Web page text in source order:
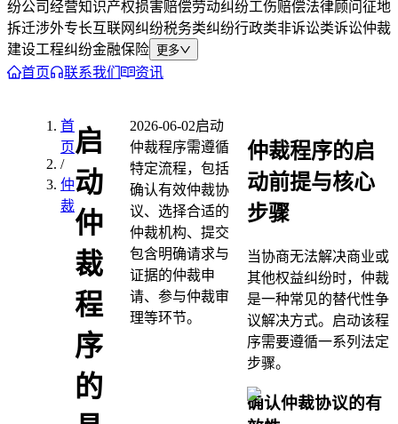
纷公司经营知识产权损害赔偿劳动纠纷工伤赔偿法律顾问征地
拆迁涉外专长互联网纠纷税务类纠纷行政类非诉讼类诉讼仲裁
建设工程纠纷金融保险 更多
首页 联系我们 资讯
首
页
/
仲
裁
启
动
仲
裁
程
序
的
2026-06-02启动
仲裁程序需遵循
特定流程，包括
确认有效仲裁协
议、选择合适的
仲裁机构、提交
包含明确请求与
证据的仲裁申
请、参与仲裁审
理等环节。
仲裁程序的启
动前提与核心
步骤
当协商无法解决商业或
其他权益纠纷时，仲裁
是一种常见的替代性争
议解决方式。启动该程
序需要遵循一系列法定
步骤。
确认仲裁协议的有